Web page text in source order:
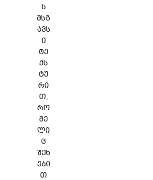
ს
მსგ
ავს
ი
ტე
ქს
ტუ
რი
თ,
რო
მე
ლი
ც
შეხ
ები
თ